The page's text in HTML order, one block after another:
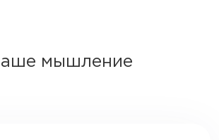
мышление